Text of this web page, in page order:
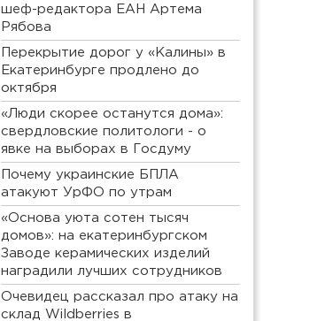
шеф-редактора ЕАН Артема
Рябова
Перекрытие дорог у «Калины» в
Екатеринбурге продлено до
октября
«Люди скорее останутся дома»:
свердловские политологи - о
явке на выборах в Госдуму
Почему украинские БПЛА
атакуют УрФО по утрам
«Основа уюта сотен тысяч
домов»: на екатеринбургском
Заводе керамических изделий
наградили лучших сотрудников
Очевидец рассказал про атаку на
склад Wildberries в